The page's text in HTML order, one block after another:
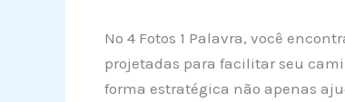
No 4 Fotos 1 Palavra, você
projetadas para facilitar seu
forma estratégica não apenas